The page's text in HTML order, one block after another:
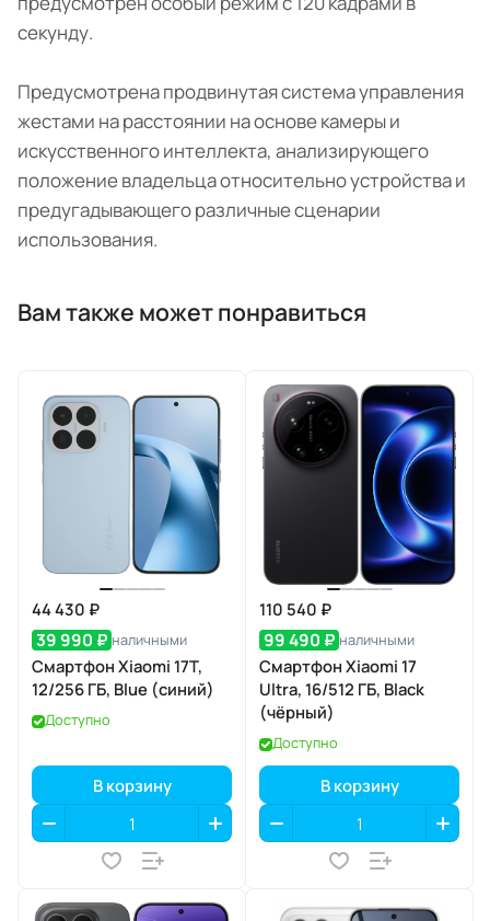
секунду.
Предусмотрена продвинутая система управления
жестами на расстоянии на основе камеры и
искусственного интеллекта, анализирующего
положение владельца относительно устройства и
предугадывающего различные сценарии
использования.
Вам также может понравиться
44 430 ₽
39 990 ₽ наличными
Смартфон Xiaomi 17T,
12/256 ГБ, Blue (синий)
Доступно
В корзину
110 540 ₽
99 490 ₽ наличными
Смартфон Xiaomi 17
Ultra, 16/512 ГБ, Black
(чёрный)
Доступно
В корзину